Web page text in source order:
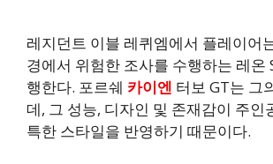
레지던트 이블 레퀴엠에서 플레이어
경에서 위험한 조사를 수행하는 레온
행한다. 포르쉐 카이엔 터보 GT는 그
데, 그 성능, 디자인 및 존재감이 주인
특한 스타일을 반영하기 때문이다.